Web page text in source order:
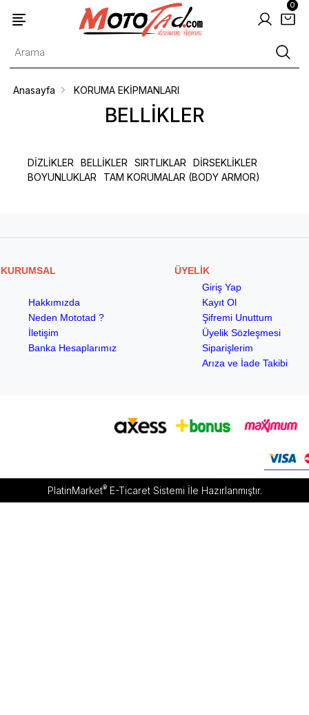
0
BELLİKLER
Anasayfa KORUMA EKİPMANLARI
DİZLİKLER BELLİKLER SIRTLIKLAR DİRSEKLİKLER
BOYUNLUKLAR
TAM KORUMALAR (BODY ARMOR)
KURUMSAL ÜYELİK
Hakkımızda
Neden Mototad ?
İletişim
Banka Hesaplarımız
Giriş Yap
Kayıt Ol
Şifremi Unuttum
Üyelik Sözleşmesi
Siparişlerim
Arıza ve İade Takibi
PlatinMarket®E-Ticaret Sistemiİle Hazırlanmıştır.